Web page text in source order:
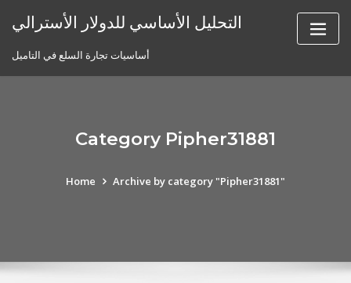
التحليل الأساسي للدولار الأسترالي
أساسيات تجارة السلع في التاميل
Category Pipher31881
Home Archive by category "Pipher31881"